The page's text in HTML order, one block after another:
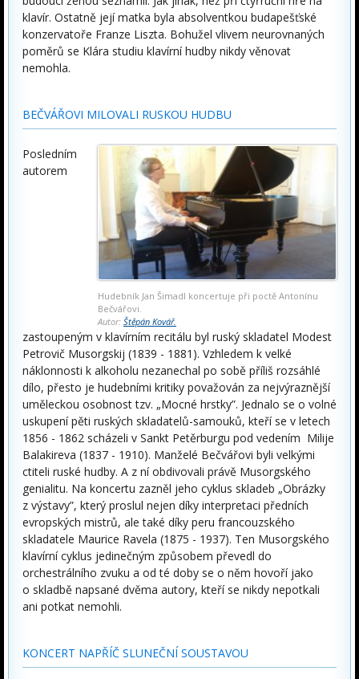
klavír. Ostatně její matka byla absolventkou budapešťské
konzervatoře Franze Liszta. Bohužel vlivem neurovnaných
poměrů se Klára studiu klavírní hudby nikdy věnovat
nemohla.
BEČVÁŘOVI MILOVALI RUSKOU HUDBU
Hudebník Jan Šimadl koncertuje při poctě Antonínu
Bečvářovi.
Autor: Štěpán Kovář.
Posledním
autorem
zastoupeným v klavírním recitálu byl ruský skladatel Modest
Petrovič Musorgskij (1839 - 1881). Vzhledem k velké
náklonnosti k alkoholu nezanechal po sobě příliš rozsáhlé
dílo, přesto je hudebními kritiky považován za nejvýraznější
uměleckou osobnost tzv. „Mocné hrstky”. Jednalo se o volné
uskupení pěti ruských skladatelů-samouků, kteří se v letech
1856 - 1862 scházeli v Sankt Petěrburgu pod vedením Milije
Balakireva (1837 - 1910). Manželé Bečvářovi byli velkými
ctiteli ruské hudby. A z ní obdivovali právě Musorgského
genialitu. Na koncertu zazněl jeho cyklus skladeb „Obrázky
z výstavy”, který proslul nejen díky interpretaci předních
evropských mistrů, ale také díky peru francouzského
skladatele Maurice Ravela (1875 - 1937). Ten Musorgského
klavírní cyklus jedinečným způsobem převedl do
orchestrálního zvuku a od té doby se o něm hovoří jako
o skladbě napsané dvěma autory, kteří se nikdy nepotkali
ani potkat nemohli.
KONCERT NAPŘÍČ SLUNEČNÍ SOUSTAVOU